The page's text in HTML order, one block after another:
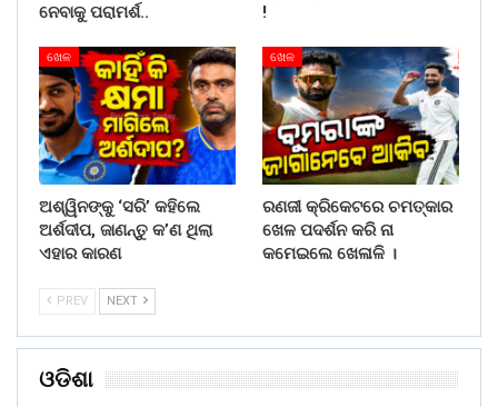
ନେବାକୁ ପରାମର୍ଶ..
!
ଖେଳ
ଅଶ୍ୱିନଙ୍କୁ ‘ସରି’ କହିଲେ
ଅର୍ଶଦୀପ, ଜାଣନ୍ତୁ କ’ଣ ଥିଲା
ଏହାର କାରଣ
ଖେଳ
ରଣଜୀ କ୍ରିକେଟରେ ଚମତ୍କାର
ଖେଳ ପଦର୍ଶନ କରି ନା
କମେଇଲେ ଖେଳାଳି ।
PREV NEXT
ଓଡିଶା